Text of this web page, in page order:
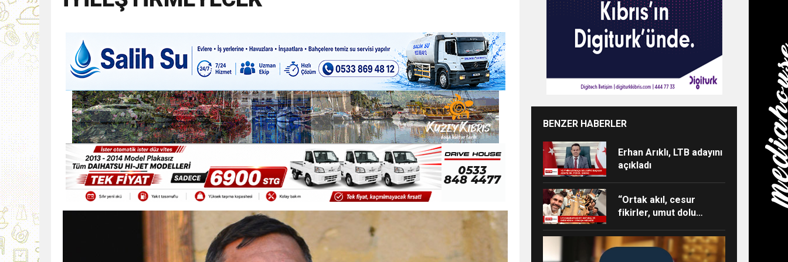
13:49 İran, Hürmüz’de konteyner gemisini hedef aldı
13:42 BEROVA: HAYAT PAHALILIĞI ÖNGÖRÜMÜZ YÜZDE 7.5 İLE 8.5 ARASINDA
20:30 Cumhurbaşkanı Erhürman sergi açılışında fenalaşarak hastaneye kaldırıldı BENZER HABERLER
Erhan Arıklı, LTB adayını
açıkladı
“Ortak akıl, cesur
fikirler, umut dolu
dolu bir ekip”